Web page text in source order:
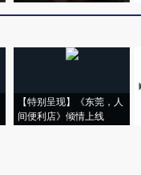
【特别呈现】《东莞，人
间便利店》倾情上线